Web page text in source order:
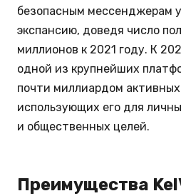
безопасным мессенджерам
экспансию, доведя число
миллионов к 2021 году. К
одной из крупнейших
почти миллиардом активных
использующих его для
и общественных целей.
Преимущества